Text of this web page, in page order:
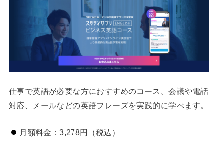
仕事で英語が必要な方におすすめのコース。会議や電話
対応、メールなどの英語フレーズを実践的に学べます。
月額料金：3,278円（税込）